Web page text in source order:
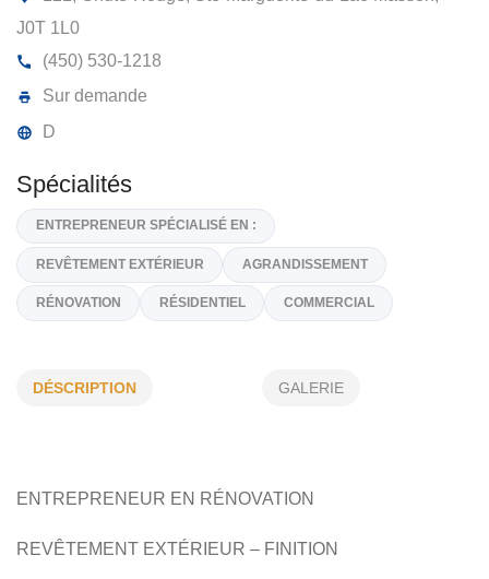
LES ENTREPRISES LOUIS COTTON
INC
J0T 1L0
Spécialités
RÉNOVATION RÉSIDENTIEL COMMERCIAL
DÉSCRIPTION GALERIE
ENTREPRENEUR EN RÉNOVATION
REVÊTEMENT EXTÉRIEUR – FINITION